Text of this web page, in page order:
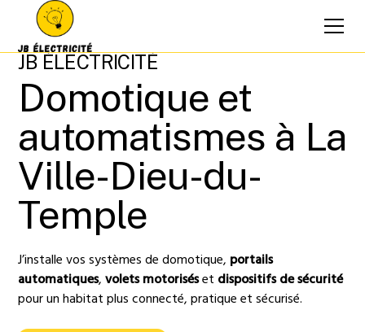
JB ÉLECTRICITÉ
Domotique et
automatismes à La
Ville-Dieu-du-
Temple
J’installe vos systèmes de domotique, portails
automatiques,volets motoriséset dispositifs de sécurité
pour un habitat plus connecté, pratique et sécurisé.